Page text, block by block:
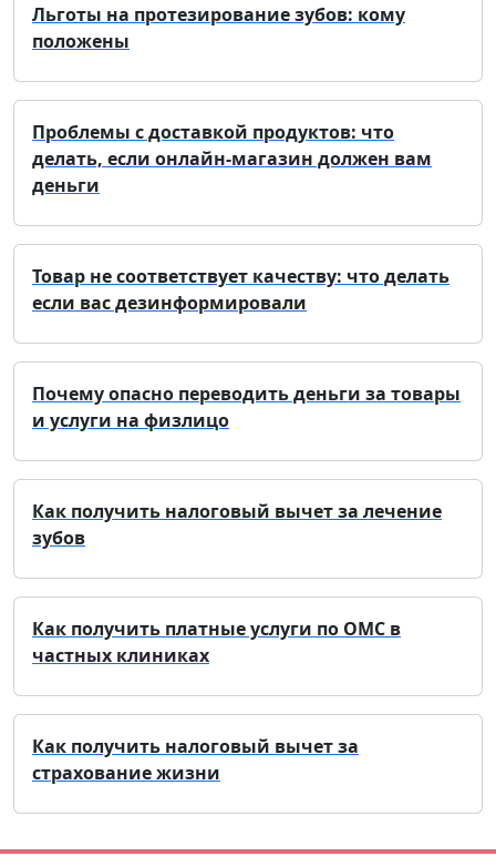
Льготы на протезирование зубов: кому
положены
Проблемы с доставкой продуктов: что
делать, если онлайн-магазин должен вам
деньги
Товар не соответствует качеству: что делать
если вас дезинформировали
Почему опасно переводить деньги за товары
и услуги на физлицо
Как получить налоговый вычет за лечение
зубов
Как получить платные услуги по ОМС в
частных клиниках
Как получить налоговый вычет за
страхование жизни